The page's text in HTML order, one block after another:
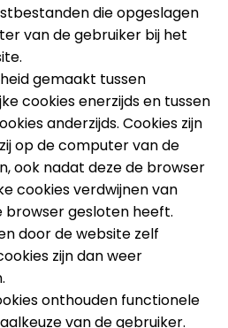
die opgeslagen
van de gebruiker bij het
gemaakt tussen
cookies enerzijds en tussen
anderzijds. Cookies zijn
op de computer van de
ook nadat deze de browser
cookies verdwijnen van
browser gesloten heeft.
door de website zelf
zijn dan weer
onthouden functionele
van de gebruiker.